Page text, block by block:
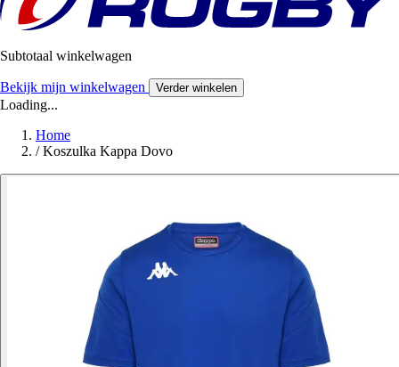
Subtotaal winkelwagen
Bekijk mijn winkelwagen Verder winkelen
Loading...
Home
/ Koszulka Kappa Dovo